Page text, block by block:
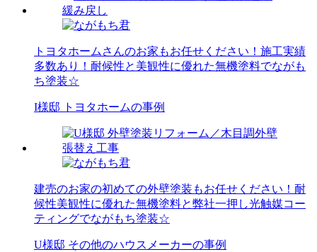
トヨタホームさんのお家もお任せください！施工実績
多数あり！耐候性と美観性に優れた無機塗料でながも
ち塗装☆
I様邸 トヨタホームの事例
建売のお家の初めての外壁塗装もお任せください！耐
候性美観性に優れた無機塗料と弊社一押し光触媒コー
ティングでながもち塗装☆
U様邸 その他のハウスメーカーの事例